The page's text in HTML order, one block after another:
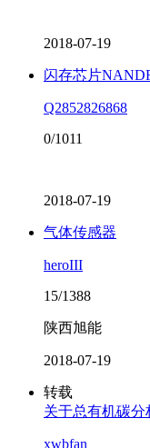
2018-07-19
闪存芯片
Q2852826868
0/1011
2018-07-19
气体传感器
heroIII
15/1388
陕西旭能
2018-07-19
转载
关于总有机碳分
xwbfan